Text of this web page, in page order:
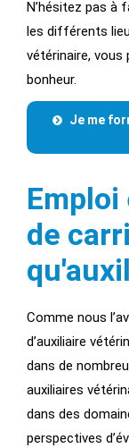
N’hésitez pas à
les différents
vétérinaire,
bonheur.
Je me
de
Comme nous
d’auxiliaire
dans de
auxiliaires
dans des
perspectives